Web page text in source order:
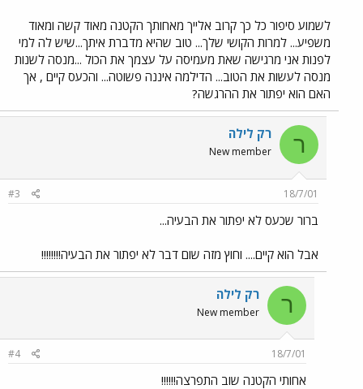
לשמוע סיפור כל כך קרוב אלייך מאחותך הקטנה מאוד קשה ומאוד
משפיע... למרות הקושי שלך... טוב שהיא מדברת איתך...שיש לה למי
לפנות אני מרגישה שאת מעמיסה על עצמך את הכול ...מנסה לשנות
מנסה לעשות את הטוב... הדילמה איננה פשוטה... והכעס קיים , אך
האם הוא יפתור את ההרגשה?
ר רק לילה
New member
18/7/01
#3
ברור שכעס לא יפתור את הבעיה...
אבל הוא קיים.... וחוץ מזה שום דבר לא יפתור את הבעיה!!!!!!!!
ר רק לילה
New member
18/7/01
#4
אחותי הקטנה שוב התפרצה!!!!!!